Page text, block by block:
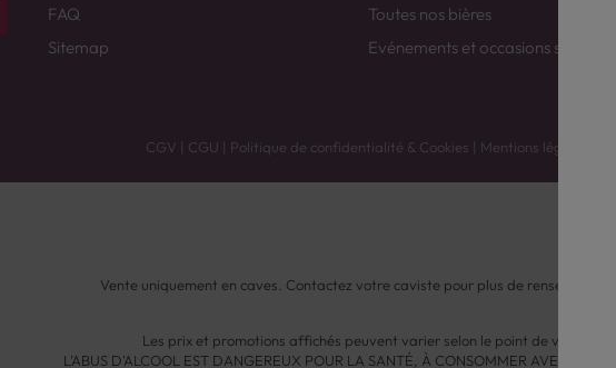
FAQ
Sitemap
Toutes nos bières
Evénements et occasions spéciales
CGV | CGU | Politique de confidentialité & Cookies | Mentions légales
Vente uniquement en caves. Contactez votre caviste pour plus de
Les prix et promotions affichés peuvent varier selon le point de vente.
L'ABUS D'ALCOOL EST DANGEREUX POUR LA SANTÉ, À CONSOMMER AVEC